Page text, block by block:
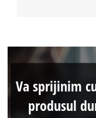
Va sprijinim
produsul